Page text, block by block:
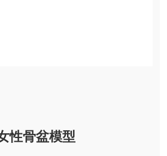
性骨盆模型